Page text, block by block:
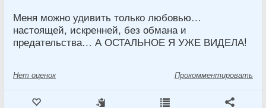
Меня можно удивить только любовью…
настоящей, искренней, без обмана и
предательства… А ОСТАЛЬНОЕ Я УЖЕ ВИДЕЛА!
Нет оценок Прокомментировать